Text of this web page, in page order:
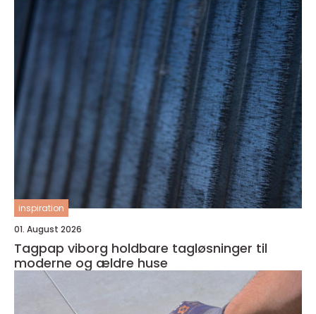
inspiration
01. August 2026
Tagpap viborg holdbare tagløsninger til
moderne og ældre huse